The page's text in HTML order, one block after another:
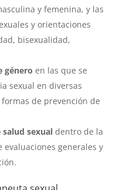
y femenina, y las
y orientaciones
bisexualidad,
género en las que se
sexual en diversas
de prevención de
sexualdentro de la
generales y